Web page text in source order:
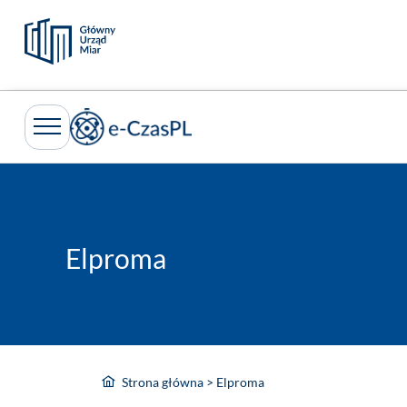
treści
Elproma
Strona główna > Elproma